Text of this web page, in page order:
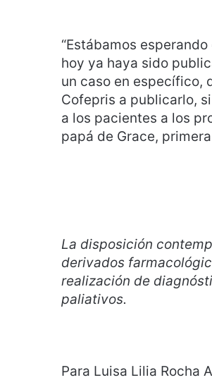
“Estábamos
hoy ya haya sido
un caso en específico,
Cofepris a publicarlo,
a los pacientes a los
papá de Grace,
La disposición
derivados
realización de
paliativos.
Para Luisa Lilia Rocha